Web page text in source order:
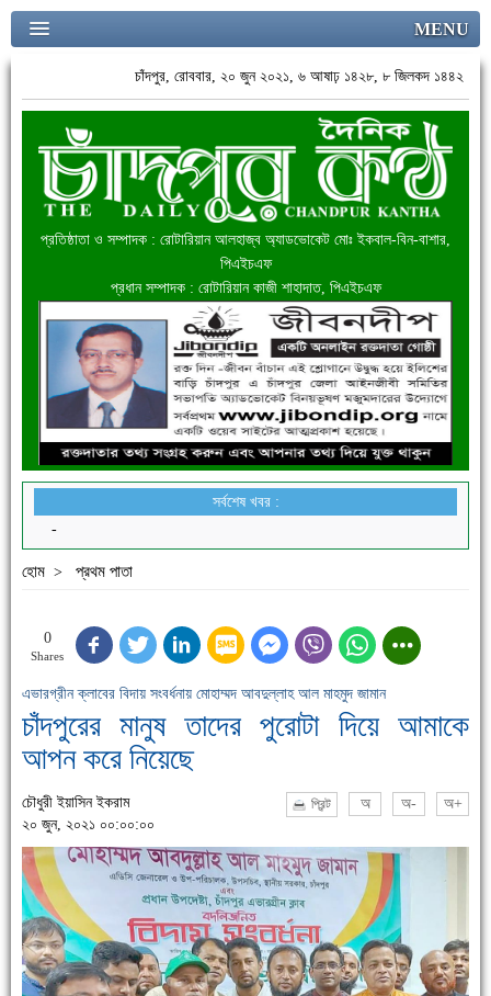
MENU
চাঁদপুর, রোববার, ২০ জুন ২০২১, ৬ আষাঢ় ১৪২৮, ৮ জিলকদ ১৪৪২
প্রতিষ্ঠাতা ও সম্পাদক : রোটারিয়ান আলহাজ্ব অ্যাডভোকেট মোঃ ইকবাল-বিন-বাশার,
পিএইচএফ
প্রধান সম্পাদক : রোটারিয়ান কাজী শাহাদাত, পিএইচএফ
সর্বশেষ খবর :
হোম > প্রথম পাতা
0
Shares
এভারগ্রীন ক্লাবের বিদায় সংবর্ধনায় মোহাম্মদ আবদুল্লাহ আল মাহমুদ জামান
চাঁদপুরের মানুষ তাদের পুরোটা দিয়ে আমাকে
আপন করে নিয়েছে
চৌধুরী ইয়াসিন ইকরাম
২০ জুন, ২০২১ ০০:০০:০০
প্রিন্ট অ অ- অ+